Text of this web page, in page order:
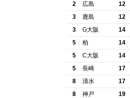
2
広島 12
3
鹿島 12
3
G大阪 14
5
柏 14
5
C大阪 14
5
長崎 17
8
清水 17
8
神戸 19